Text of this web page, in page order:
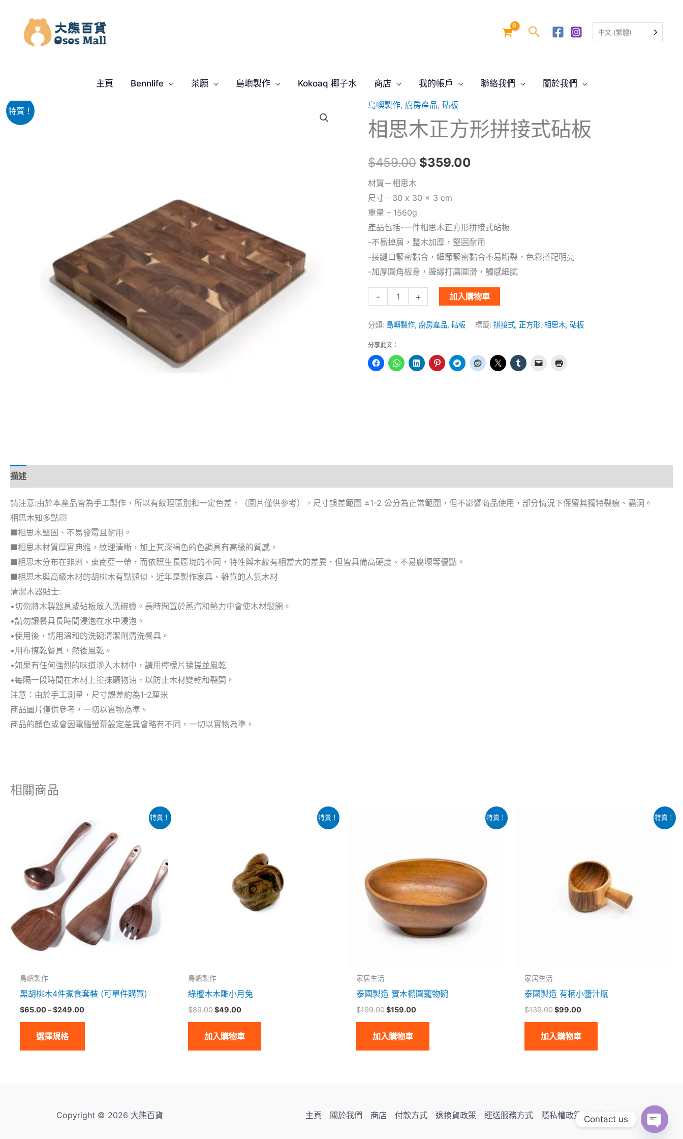
中文 (繁體)
主頁 Bennlife 茶願 島嶼製作 Kokoaq 椰子水 商店 我的帳戶 聯絡我們 關於我們
特賣！
島嶼製作, 廚房產品,砧板
相思木正方形拼接式砧板
$459.00
原
始
價
$459.00。
$359.00
前
材質－相思木
尺寸－30 x 30 x 3 cm
重量 – 1560g
產品包括-一件相思木正方形拼接式砧板
-不易掉屑，整木加厚，堅固耐用
-接縫口緊密黏合，細節緊密黏合不易斷裂，色彩搭配明亮
-加厚圓角板身，邊緣打磨圓滑，觸感細膩
-
相
思
木
方
形
拼
接
式
砧
板
數
+ 加入購物車
分類: 島嶼製作, 廚房產品,砧板 標籤:拼接式, 正方形,相思木,砧板
分享此文：
描述
請注意:由於本產品皆為手工製作，所以有紋理區別和一定色差，（圖片僅供參考），尺寸誤差範圍 ±1-2 公分為正常範圍，但不影響商品使用，部分情況下保留其獨特裂痕、蟲洞。
相思木知多點▧
■相思木堅固、不易發霉且耐用。
■相思木材質厚實典雅，紋理清晰，加上其深褐色的色調具有高級的質感。
■相思木分布在非洲、東南亞一帶，而依照生長區塊的不同，特性與木紋有相當大的差異，但皆具備高硬度、不易腐壞等優點。
■相思木與高級木材的胡桃木有點類似，近年是製作家具、雜貨的人氣木材
清潔木器貼士:
•切勿將木製器具或砧板放入洗碗機。長時間置於蒸汽和熱力中會使木材裂開。
•請勿讓餐具長時間浸泡在水中浸泡。
•使用後，請用溫和的洗碗清潔劑清洗餐具。
•用布擦乾餐具，然後風乾。
•如果有任何強烈的味道滲入木材中，請用檸檬片揉搓並風乾
•每隔一段時間在木材上塗抹礦物油，以防止木材變乾和裂開。
注意：由於手工測量，尺寸誤差約為1-2厘米
商品圖片僅供參考，一切以實物為準。
商品的顏色或會因電腦螢幕設定差異會略有不同，一切以實物為準。
相關商品
特賣！
島嶼製作
黑胡桃木4件煮食套裝 (可單件購買)
$65.00–$249.00
格
範
圍：
$65.00
到
$249.00
選擇規格
產
有
多
款
式。
可
在
頁
選
選
特賣！
島嶼製作
綠檀木木雕小月兔
$89.00$49.00
加入購物車
特賣！
家居生活
泰國製造 實木橢圓寵物碗
$199.00$159.00
加入購物車
特賣！
家居生活
泰國製造 有柄小醬汁瓶
$139.00$99.00
加入購物車
Copyright © 2026 大熊百貨 主頁 關於我們 商店 付款方式 退換貨政策 運送服務方式 隱私權政策 聯絡我們
Contact us
Open